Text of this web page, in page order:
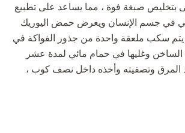
بتخليص صبغة فوة ، مما يساعد على تطبيع
في جسم الإنسان ويعرض حمض اليوريك
، يتم سكب ملعقة واحدة من جذور الفواكة في
وغليها في حمام مائي لمدة عشر
المرق وتصفيته وأخذه داخل نصف كوب ،